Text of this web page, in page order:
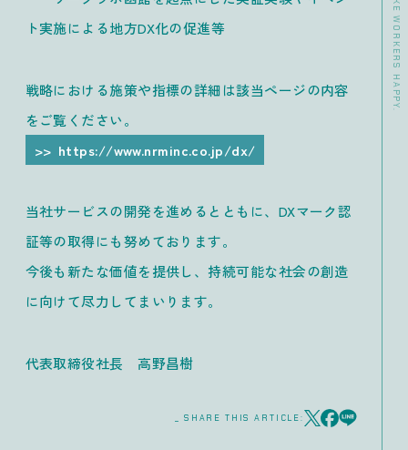
ト実施による地方DX化の促進等
戦略における施策や指標の詳細は該当ページの内容
をご覧ください。
https://www.nrminc.co.jp/dx/
当社サービスの開発を進めるとともに、DXマーク認
証等の取得にも努めております。
今後も新たな価値を提供し、持続可能な社会の創造
に向けて尽力してまいります。
代表取締役社長 高野昌樹
_ SHARE THIS ARTICLE: